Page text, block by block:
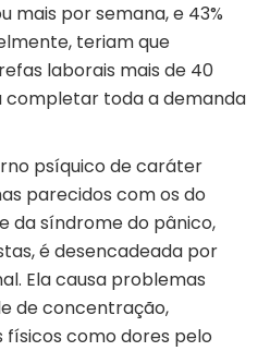
mais por semana, e 43%
teriam que
laborais mais de 40
completar toda a demanda
psíquico de caráter
parecidos com os do
da síndrome do pânico,
é desencadeada por
Ela causa problemas
de concentração,
como dores pelo